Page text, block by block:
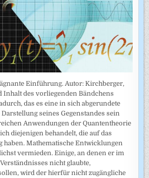
Einführung. Autor: Kirchberger,
Inhalt des vorliegenden Bändchens
das es eine in sich abgerundete
seines Gegenstandes sein
Anwendungen der Quantentheorie
diejenigen behandelt, die auf das
haben. Mathematische Entwicklungen
vermieden. Einige, an denen er im
nicht glaubte,
wird der hierfür nicht zugängliche